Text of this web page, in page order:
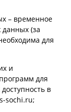
– временное
(за
для
и
для
в
sochi.ru;